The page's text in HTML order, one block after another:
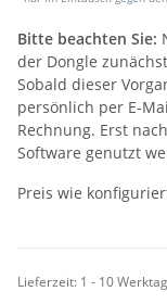
Bitte beachten Sie:
der Dongle
Sobald dieser
persönlich per E-
Rechnung. Erst
Software genutzt
Preis wie
Lieferzeit: 1 - 10